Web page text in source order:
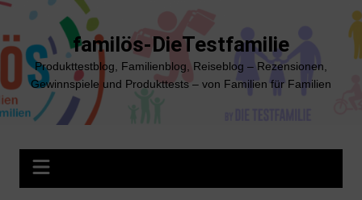
Zum
springen
familös-DieTestfamilie
Produkttestblog, Familienblog, Reiseblog – Rezensionen,
Gewinnspiele und Produkttests – von Familien für Familien